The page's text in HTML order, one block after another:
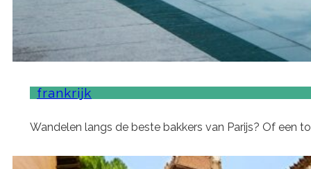
frankrijk
Wandelen langs de beste bakkers van Parijs? Of een